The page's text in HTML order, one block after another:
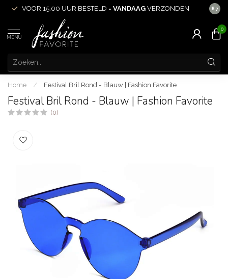
VOOR 15.00 UUR BESTELD = VANDAAG VERZONDEN 8.7
MENU
0
Home / Festival Bril Rond - Blauw | Fashion Favorite
Festival Bril Rond - Blauw | Fashion Favorite
(0)